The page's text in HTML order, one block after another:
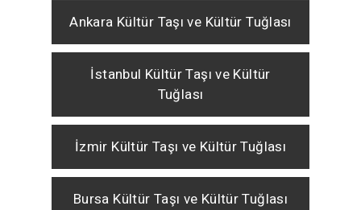
Ankara Kültür Taşı ve Kültür Tuğlası
İstanbul Kültür Taşı ve Kültür
Tuğlası
İzmir Kültür Taşı ve Kültür Tuğlası
Bursa Kültür Taşı ve Kültür Tuğlası